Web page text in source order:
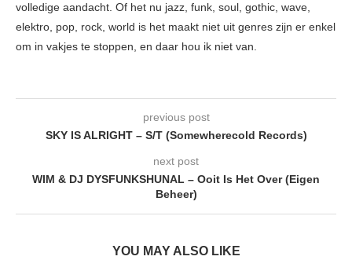
volledige aandacht. Of het nu jazz, funk, soul, gothic, wave,
elektro, pop, rock, world is het maakt niet uit genres zijn er enkel
om in vakjes te stoppen, en daar hou ik niet van.
previous post
SKY IS ALRIGHT – S/T (Somewherecold Records)
next post
WIM & DJ DYSFUNKSHUNAL – Ooit Is Het Over (Eigen
Beheer)
YOU MAY ALSO LIKE